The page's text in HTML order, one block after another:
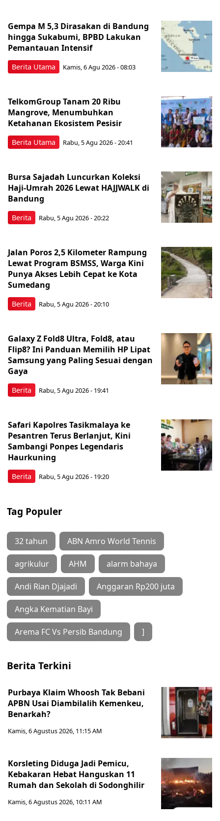
Berita Utama
Gempa M 5,3 Dirasakan di Bandung
hingga Sukabumi, BPBD Lakukan
Pemantauan Intensif
Kamis, 6 Agu 2026 - 08:03
Berita Utama
TelkomGroup Tanam 20 Ribu
Mangrove, Menumbuhkan
Ketahanan Ekosistem Pesisir
Rabu, 5 Agu 2026 - 20:41
Berita
Bursa Sajadah Luncurkan Koleksi
Haji-Umrah 2026 Lewat HAJJWALK di
Bandung
Rabu, 5 Agu 2026 - 20:22
Berita
Jalan Poros 2,5 Kilometer Rampung
Lewat Program BSMSS, Warga Kini
Punya Akses Lebih Cepat ke Kota
Sumedang
Rabu, 5 Agu 2026 - 20:10
Berita
Galaxy Z Fold8 Ultra, Fold8, atau
Flip8? Ini Panduan Memilih HP Lipat
Samsung yang Paling Sesuai dengan
Gaya
Rabu, 5 Agu 2026 - 19:41
Berita
Safari Kapolres Tasikmalaya ke
Pesantren Terus Berlanjut, Kini
Sambangi Ponpes Legendaris
Haurkuning
Rabu, 5 Agu 2026 - 19:20
Tag Populer
32 tahun ABN Amro World Tennis
agrikulur AHM alarm bahaya
Andi Rian Djajadi Anggaran Rp200 juta
Angka Kematian Bayi
Arema FC Vs Persib Bandung ]
Berita Terkini
Purbaya Klaim Whoosh Tak Bebani
APBN Usai Diambilalih Kemenkeu,
Benarkah?
Kamis, 6 Agustus 2026, 11:15 AM
Korsleting Diduga Jadi Pemicu,
Kebakaran Hebat Hanguskan 11
Rumah dan Sekolah di Sodonghilir
Kamis, 6 Agustus 2026, 10:11 AM